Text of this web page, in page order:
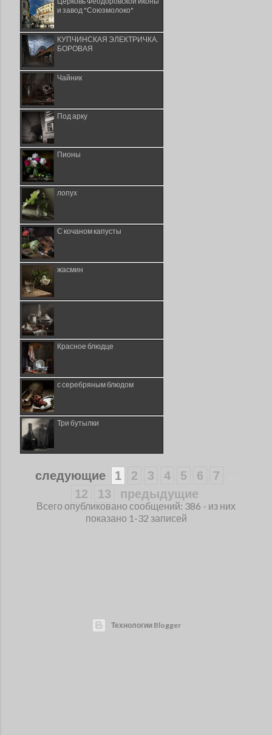
и завод "Союзмолоко"
КУПЧИНСКАЯ ЭЛЕКТРИЧКА.
БОРОВАЯ
Чайник
Под арку
Пионы
лопух
С кочаном капусты
жасмин
Красное блюдце
с серебряным блюдом
Три бутылки
следующие 1 2 3 4 5 6 7
12 13 предыдущие
Всего опубликовано сообщений: 386 - из них
показано 1-32 записей
Технологии Blogger